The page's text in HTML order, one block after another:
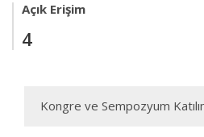
Açık Erişim
4
Kongre ve Sempozyum